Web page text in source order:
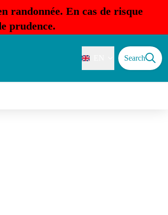
randonnée. En cas de risque
prudence.
Search